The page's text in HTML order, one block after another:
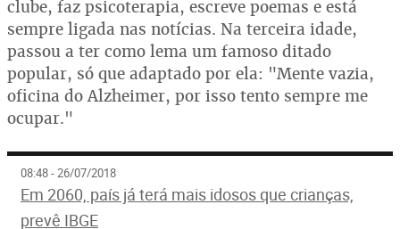
clube, faz psicoterapia, escreve poemas e está
sempre ligada nas notícias. Na terceira idade,
passou a ter como lema um famoso ditado
popular, só que adaptado por ela: "Mente vazia,
oficina do Alzheimer, por isso tento sempre me
ocupar."
08:48 - 26/07/2018
Em 2060, país já terá mais idosos que crianças,
prevê IBGE